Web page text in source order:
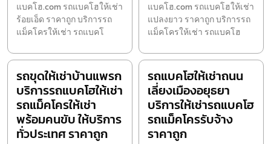
แบคโฮ.com รถแบคโฮให้เช่า
ร้อยเอ็ด ราคาถูก บริการรถ
แม็คโครให้เช่า รถแบคโ
แบคโฮ.com รถแบคโฮให้เช่า
แปลงยาว ราคาถูก บริการรถ
แม็คโครให้เช่า รถแบคโฮ
รถขุดให้เช่าบ้านแพรก
บริการรถแบคโฮให้เช่า
รถแม็คโครให้เช่า
พร้อมคนขับ ให้บริการ
ทั่วประเทศ ราคาถูก
รถแบคโฮให้เช่าถนน
เลี่ยงเมืองอยุธยา
บริการให้เช่ารถแบคโฮ
รถแม็คโครรับจ้าง
ราคาถูก